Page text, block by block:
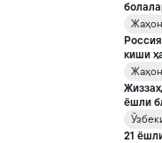
Жаҳон
киши
Жаҳон
ёшли
21